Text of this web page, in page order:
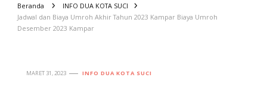
Beranda
INFO DUA KOTA SUCI
Jadwal dan Biaya Umroh Akhir Tahun 2023 Kampar Biaya Umroh
Desember 2023 Kampar
MARET 31, 2023 INFO DUA KOTA SUCI